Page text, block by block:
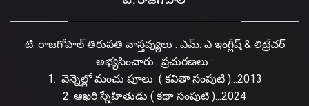
టి. రాజగోపాల్ తిరుపతి వాస్తవ్యులు . ఎమ్. ఎ ఇంగ్లీష్ & లిట్రేచర్
అభ్యసించారు . ప్రచురణలు :
1. వెన్నెల్లో మంచు పూలు ( కవితా సంపుటి )...2013
2. ఆఖరి స్నేహితుడు ( కథా సంపుటి )...2024